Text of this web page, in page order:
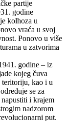
partije
godine
kolhoza u
vraća u svoj
Ponovo u više
u zatvorima
godine – iz
kojeg čuva
teritoriju, kao i u
se za
i krajem
nadzorom
put.